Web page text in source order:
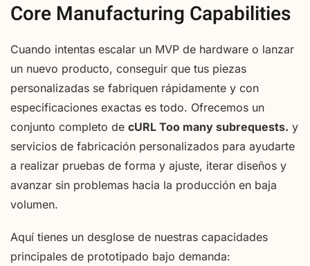
Core Manufacturing Capabilities
Cuando intentas escalar un MVP de hardware o lanzar
un nuevo producto, conseguir que tus piezas
personalizadas se fabriquen rápidamente y con
especificaciones exactas es todo. Ofrecemos un
conjunto completo de cURL Too many subrequests. y
servicios de fabricación personalizados para ayudarte
a realizar pruebas de forma y ajuste, iterar diseños y
avanzar sin problemas hacia la producción en baja
volumen.
Aquí tienes un desglose de nuestras capacidades
principales de prototipado bajo demanda: